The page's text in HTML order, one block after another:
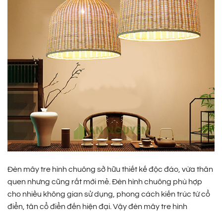
Đèn mây tre hình chuông sở hữu thiết kế độc đáo, vừa thân
quen nhưng cũng rất mới mẻ. Đèn hình chuông phù hợp
cho nhiều không gian sử dụng, phong cách kiến trúc từ cổ
điển, tân cổ điển đến hiện đại. Vậy đèn mây tre hình